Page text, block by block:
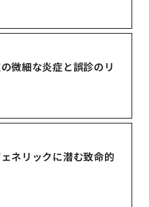
微細な炎症と誤診のリ
ネリックに潜む致命的